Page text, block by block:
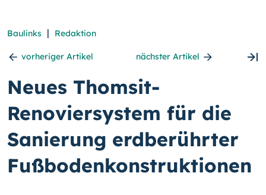
Baulinks | Redaktion
vorheriger Artikel nächster Artikel
Neues Thomsit-
Renoviersystem für die
Sanierung erdberührter
Fußbodenkonstruktionen